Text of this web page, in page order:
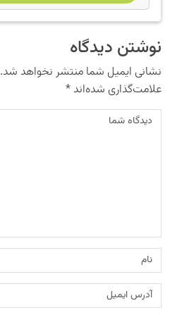
نوشتن دیدگاه
نشانی ایمیل شما منتشر نخواهد شد.
علامت‌گذاری شده‌اند*